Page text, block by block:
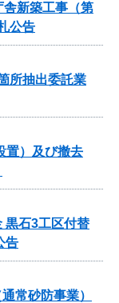
舎新築工事（第
公告
所抽出委託業
置）及び撤去
黒石3工区付替
告
常砂防事業）